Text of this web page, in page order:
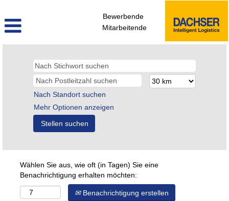
Bewerbende
Mitarbeitende
Nach Standort suchen
Mehr Optionen anzeigen
Wählen Sie aus, wie oft (in Tagen) Sie eine
Benachrichtigung erhalten möchten:
Benachrichtigung erstellen